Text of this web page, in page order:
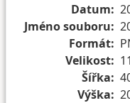
Datum:
Jméno souboru:
Formát:
Velikost:
Šířka:
Výška: